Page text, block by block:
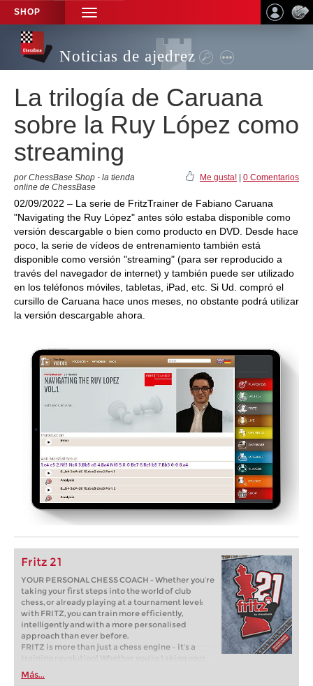
SHOP
TOGGLE
NAVIGATION
Noticias de ajedrez
La trilogía de Caruana
sobre la Ruy López como
streaming
por ChessBase Shop - la tienda
online de ChessBase
Me gusta! 0 Comentarios
02/09/2022 – La serie de FritzTrainer de Fabiano Caruana
"Navigating the Ruy López" antes sólo estaba disponible como
versión descargable o bien como producto en DVD. Desde hace
poco, la serie de vídeos de entrenamiento también está
disponible como versión "streaming" (para ser reproducido a
través del navegador de internet) y también puede ser utilizado
en los teléfonos móviles, tabletas, iPad, etc. Si Ud. compró el
cursillo de Caruana hace unos meses, no obstante podrá utilizar
la versión descargable ahora.
Fritz 21
YOUR PERSONAL CHESS COACH - Whether you’re
taking your first steps into the world of club
chess, or already playing at a tournament level:
with FRITZ, you can train more efficiently,
intelligently and with a more personalised
approach than ever before.
FRITZ is more than just a chess engine – it’s a
training revolution! Whether you’re taking your
first steps into the world of club chess, or already
playing at a tournament level: with FRITZ, you can
Más...